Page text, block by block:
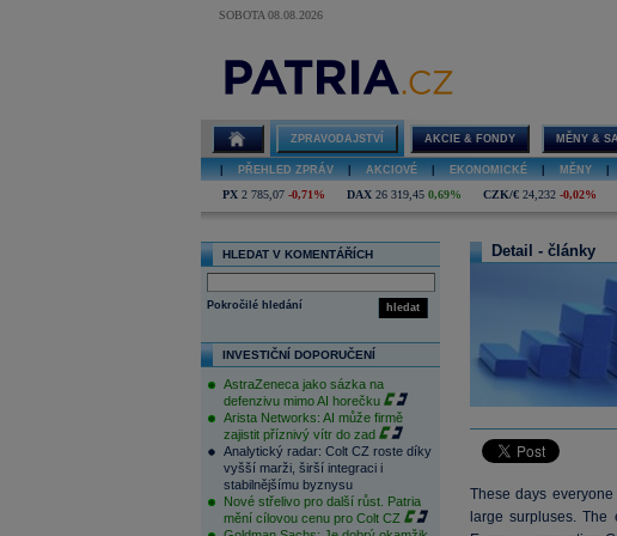
SOBOTA 08.08.2026
ZPRAVODAJSTVÍ AKCIE & FONDY MĚNY &
PŘEHLED ZPRÁV AKCIOVÉ EKONOMICKÉ MĚNY
PX 2 785,07 -0,71% DAX 26 319,45 0,69% CZK/€ 24,232 -0,02%
HLEDAT V KOMENTÁŘÍCH
hledat
Pokročilé hledání
INVESTIČNÍ DOPORUČENÍ
AstraZeneca jako sázka na
defenzivu mimo AI horečku
Arista Networks: AI může firmě
zajistit příznivý vítr do zad
Analytický radar: Colt CZ roste díky
vyšší marži, širší integraci i
stabilnějšímu byznysu
Nové střelivo pro další růst. Patria
mění cílovou cenu pro Colt CZ
Detail - články
These days
large surpluses.